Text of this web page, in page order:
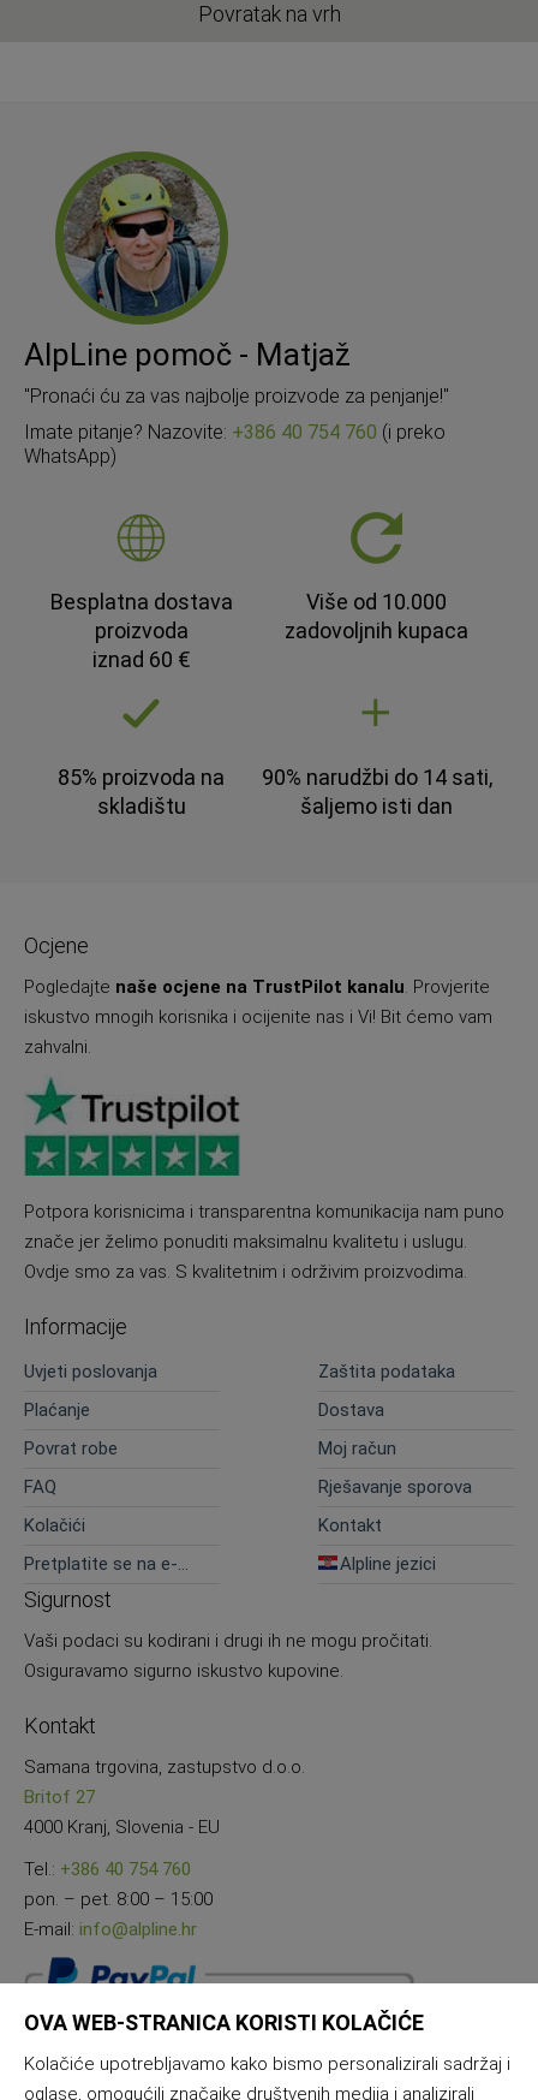
Povratak na vrh
AlpLine pomoč - Matjaž
"Pronaći ću za vas najbolje proizvode za penjanje!"
Imate pitanje? Nazovite: +386 40 754 760 (i preko
WhatsApp)
Besplatna dostava
proizvoda
iznad 60 €
Više od 10.000
zadovoljnih kupaca
85% proizvoda na
skladištu
90% narudžbi do 14 sati,
šaljemo isti dan
Ocjene
Pogledajte naše ocjene na TrustPilot kanalu. Provjerite
iskustvo mnogih korisnika i ocijenite nas i Vi! Bit ćemo vam
zahvalni.
Potpora korisnicima i transparentna komunikacija nam puno
znače jer želimo ponuditi maksimalnu kvalitetu i uslugu.
Ovdje smo za vas. S kvalitetnim i održivim proizvodima.
Informacije
Uvjeti poslovanja
Zaštita podataka
Plaćanje
Dostava
Povrat robe
Moj račun
FAQ
Rješavanje sporova
Kolačići
Kontakt
Pretplatite se na e-
Alpline jezici
Sigurnost
Vaši podaci su kodirani i drugi ih ne mogu pročitati.
Osiguravamo sigurno iskustvo kupovine.
Kontakt
Samana trgovina, zastupstvo d.o.o.
Britof 27
4000 Kranj, Slovenia - EU
Tel.: +386 40 754 760
pon. – pet. 8:00 – 15:00
E-mail: info@alpline.hr
OVA WEB-STRANICA KORISTI KOLAČIĆE
Kolačiće upotrebljavamo kako bismo personalizirali sadržaj i
oglase, omogućili značajke društvenih medija i analizirali